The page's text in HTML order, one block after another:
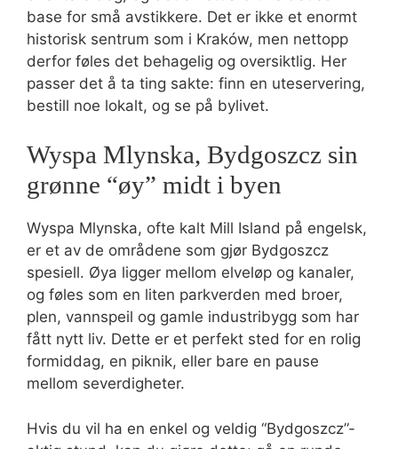
base for små avstikkere. Det er ikke et enormt
historisk sentrum som i Kraków, men nettopp
derfor føles det behagelig og oversiktlig. Her
passer det å ta ting sakte: finn en uteservering,
bestill noe lokalt, og se på bylivet.
Wyspa Mlynska, Bydgoszcz sin
grønne “øy” midt i byen
Wyspa Mlynska, ofte kalt Mill Island på engelsk,
er et av de områdene som gjør Bydgoszcz
spesiell. Øya ligger mellom elveløp og kanaler,
og føles som en liten parkverden med broer,
plen, vannspeil og gamle industribygg som har
fått nytt liv. Dette er et perfekt sted for en rolig
formiddag, en piknik, eller bare en pause
mellom severdigheter.
Hvis du vil ha en enkel og veldig “Bydgoszcz”-